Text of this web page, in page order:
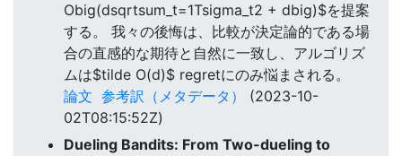
Obig(dsqrtsum_t=1Tsigma_t2 + dbig)$を提案
する。 我々の後悔は、比較が決定論的である場
合の直感的な期待と自然に一致し、アルゴリズ
ムは$tilde O(d)$ regretにのみ悩まされる。
論文 参考訳（メタデータ）
(2023-10-
02T08:15:52Z)
Dueling Bandits: From Two-dueling to